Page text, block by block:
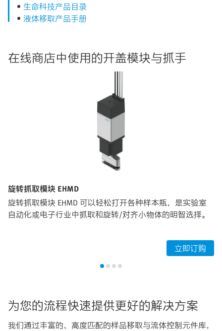
生命科技产品目录
液体移取产品手册
在线商店中使用的开盖模块与抓手
旋转抓取模块 EHMD
旋转抓取模块 EHMD 可以轻松打开各种样本瓶，是实验室
自动化或电子行业中抓取和旋转/对齐小物体的明智选择。
立即订购
为您的流程快速提供更好的解决方案
我们通过丰富的、高度匹配的样品移取与流体控制元件库，